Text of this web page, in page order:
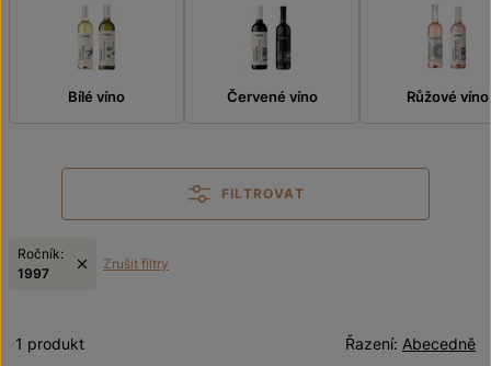
Bílé víno Červené víno Růžové víno
FILTROVAT
Ročník:
1997
Zrušit filtry
Abecedně
Řazení:
1 produkt